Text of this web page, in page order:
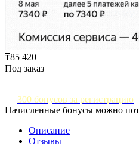
₸85 420
Под заказ
300 бонусов за регистрацию
Начисленные бонусы можно
Описание
Отзывы